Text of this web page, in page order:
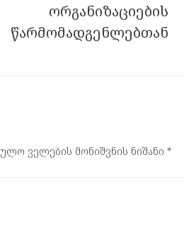
ორგანიზაციების
წარმომადგენლებთან
ველების მონიშვნის ნიშანი *